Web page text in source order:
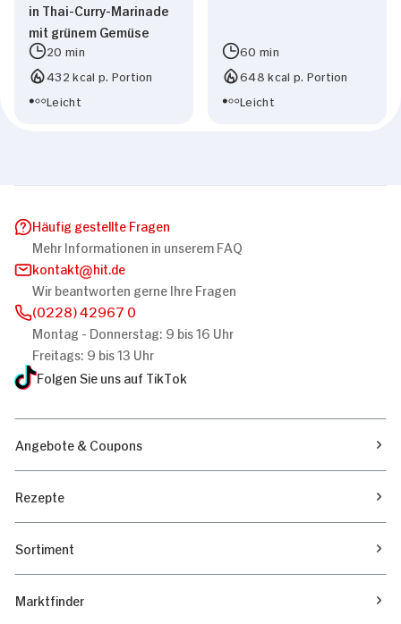
in Thai-Curry-Marinade
mit grünem Gemüse
20 min
432 kcal p. Portion
Leicht
60 min
648 kcal p. Portion
Leicht
Häufig gestellte Fragen
Mehr Informationen in unserem FAQ
kontakt
hit.de
Wir beantworten gerne Ihre Fragen
(0228) 42967 0
Montag - Donnerstag: 9 bis 16 Uhr
Freitags: 9 bis 13 Uhr
Folgen Sie uns auf TikTok
Angebote & Coupons
Rezepte
Sortiment
Marktfinder